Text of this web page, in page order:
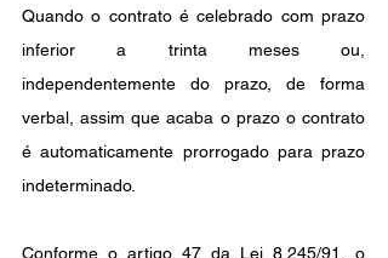
Quando o contrato é celebrado com prazo
inferior a trinta meses ou,
independentemente do prazo, de forma
verbal, assim que acaba o prazo o contrato
é automaticamente prorrogado para prazo
indeterminado.
Conforme o artigo 47 da Lei 8.245/91, o